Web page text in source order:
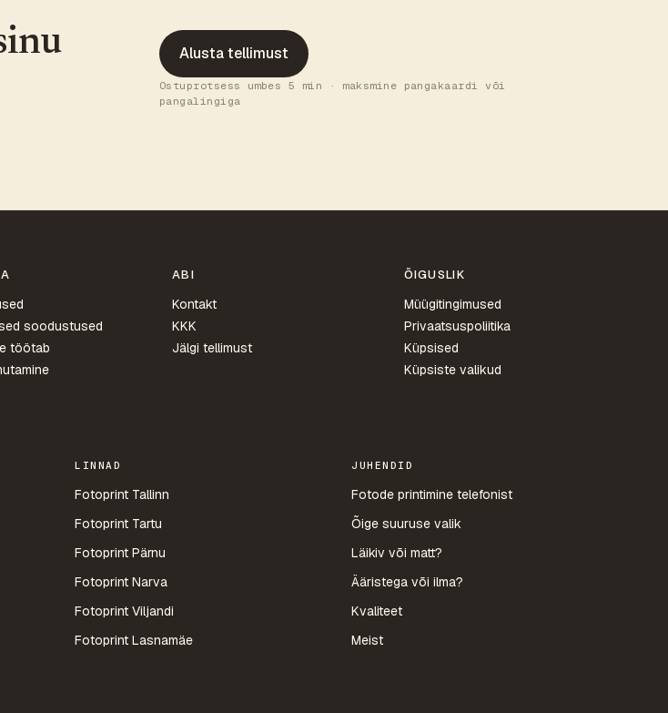
Alusta tellimust
Ostuprotsess umbes 5 min · maksmine pangakaardi või
pangalingiga
soodustused
töötab
ABI
Kontakt
KKK
Jälgi tellimust
ÕIGUSLIK
Müügitingimused
Privaatsuspoliitika
Küpsised
Küpsiste valikud
LINNAD
Fotoprint Tallinn
Fotoprint Tartu
Fotoprint Pärnu
Fotoprint Narva
Fotoprint Viljandi
Fotoprint Lasnamäe
JUHENDID
Fotode printimine telefonist
Õige suuruse valik
Läikiv või matt?
Ääristega või ilma?
Kvaliteet
Meist